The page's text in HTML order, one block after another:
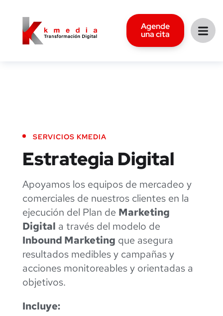
Agende
una cita
SERVICIOS KMEDIA
Estrategia Digital
Apoyamos los equipos de mercadeo y
comerciales de nuestros clientes en la
ejecución del Plan de Marketing
Digital a través del modelo de
Inbound Marketing que asegura
resultados medibles y campañas y
acciones monitoreables y orientadas a
objetivos.
Incluye: